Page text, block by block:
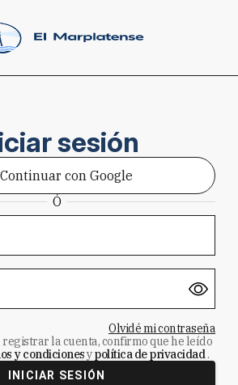
sesión
Continuar con Google
Ó
Olvidé mi contraseña
registrar la cuenta, confirmo que he leído
y condicionesypolítica de privacidad.
INICIAR SESIÓN